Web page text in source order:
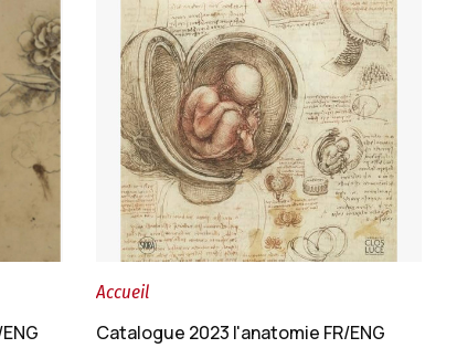
Accueil
Catalogue 2023 l'anatomie FR/ENG